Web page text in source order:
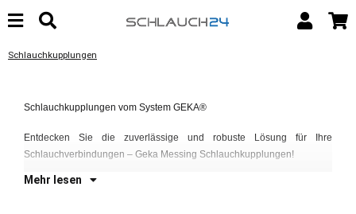
Schlauchkupplungen
Schlauchkupplungen vom System GEKA®
Entdecken Sie die zuverlässige und robuste Lösung für Ihre
Schlauchverbindungen – Geka Messing Schlauchkupplungen!
Mehr lesen